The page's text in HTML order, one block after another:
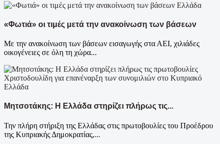
Ελλάδα
«Φωτιά» οι τιμές μετά την ανακοίνωση των βάσεων
Με την ανακοίνωση των βάσεων εισαγωγής στα ΑΕΙ, χιλιάδες
οικογένειες σε όλη τη χώρα...
Ελλάδα
Μητσοτάκης: Η Ελλάδα στηρίζει πλήρως τις...
Την πλήρη στήριξη της Ελλάδας στις πρωτοβουλίες του Προέδρου
της Κυπριακής Δημοκρατίας,...